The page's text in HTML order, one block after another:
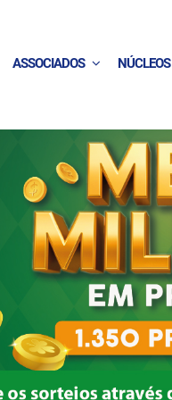
ASSOCIADOS NÚCLEOS